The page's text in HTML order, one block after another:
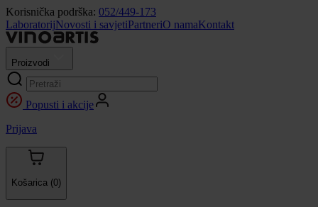
Korisnička podrška: 052/449-173
LaboratorijNovosti i savjetiPartneriO namaKontakt
Proizvodi
Popusti i akcije
Prijava
Košarica (0)